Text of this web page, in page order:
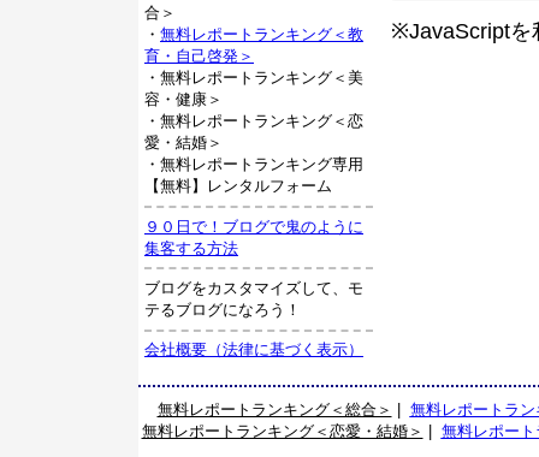
※JavaScriptを
合＞
・ 無料レポートランキング＜教
育・自己啓発＞
・無料レポートランキング＜美
容・健康＞
・無料レポートランキング＜恋
愛・結婚＞
・無料レポートランキング専用
【無料】レンタルフォーム
９０日で！ブログで鬼のように
集客する方法
ブログをカスタマイズして、モ
テるブログになろう！
会社概要（法律に基づく表示）
無料レポートランキング＜総合＞
無料レポートラ
無料レポートランキング＜恋愛・結婚＞
無料レポー